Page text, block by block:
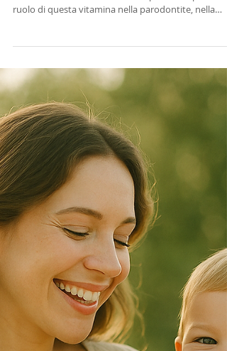
Immunitario Orale: La Prima
Difesa Parte dalla Bocca
Fa parte della nostra serie di articoli dedicata alla
vitamina D e alla salute orale. Dopo aver esplorato il
ruolo di questa vitamina nella parodontite, nella
prevenzione della carie e nei difetti dello smalto, ci
concentriamo ora su una funzione spesso poco
conosciuta ma fondamentale: la vitamina D come
alleato del sistema immunitario orale. La vitamina D
svolge un ruolo chiave nella modulazione del
immunitario, sia innato che adattativo. A livello della
bocca, contr